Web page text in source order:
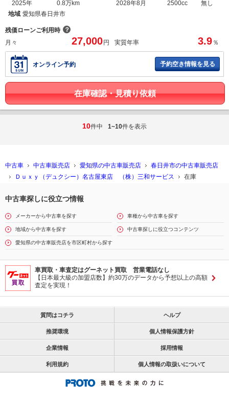
2025年
0.8万km
2028年8月
2500cc
無し
地域 愛知県春日井市
残価ローンご利用時 ？
月々
27,000 円 実質年率 3.9 ％
オンライン予約 予約空き情報を見る
在庫確認・見積り依頼
10件中 1~10件を表示
中古車 中古車販売店 愛知県の中古車販売店
春日井市の中古車販売店
Ｄｕｘｙ（デュクシー）名古屋東店 （株）三和サービス
在庫
中古車探しに役立つ情報
メーカーから中古車を探す 車種から中古車を探す
地域から中古車を探す 中古車探しに役立つコンテンツ
愛知県の中古車販売店を市区町村から探す
車買取・車査定はグーネット買取 営業電話なし
【日本最大級の加盟店数】約30万のデータから予想以上の高額
査定を実現！
質問はコチラ ヘルプ
推奨環境 個人情報保護方針
企業情報 採用情報
利用規約 個人情報の取扱いについて